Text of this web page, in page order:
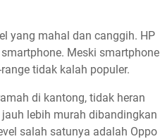
yang mahal dan canggih. HP
Meski smartphone
tidak kalah populer.
di kantong, tidak heran
lebih murah dibandingkan
salah satunya adalah Oppo